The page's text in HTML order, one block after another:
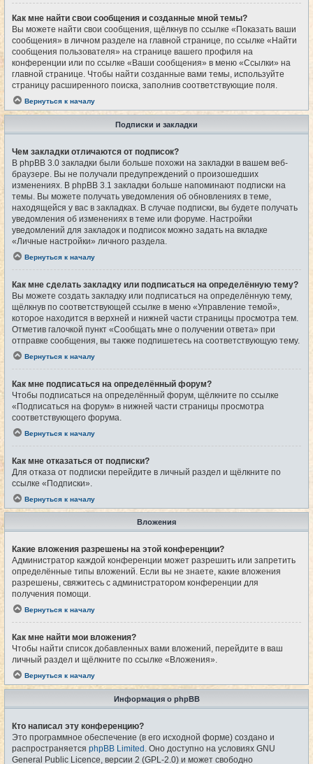
Как мне найти свои сообщения и созданные мной темы?
Вы можете найти свои сообщения, щёлкнув по ссылке «Показать ваши
сообщения» в личном разделе на главной странице, по ссылке «Найти
сообщения пользователя» на странице вашего профиля на
конференции или по ссылке «Ваши сообщения» в меню «Ссылки» на
главной странице. Чтобы найти созданные вами темы, используйте
страницу расширенного поиска, заполнив соответствующие поля.
Вернуться к началу
Подписки и закладки
Чем закладки отличаются от подписок?
В phpBB 3.0 закладки были больше похожи на закладки в вашем веб-
браузере. Вы не получали предупреждений о произошедших
изменениях. В phpBB 3.1 закладки больше напоминают подписки на
темы. Вы можете получать уведомления об обновлениях в теме,
находящейся у вас в закладках. В случае подписки, вы будете получать
уведомления об изменениях в теме или форуме. Настройки
уведомлений для закладок и подписок можно задать на вкладке
«Личные настройки» личного раздела.
Вернуться к началу
Как мне сделать закладку или подписаться на определённую тему?
Вы можете создать закладку или подписаться на определённую тему,
щёлкнув по соответствующей ссылке в меню «Управление темой»,
которое находится в верхней и нижней части страницы просмотра тем.
Отметив галочкой пункт «Сообщать мне о получении ответа» при
отправке сообщения, вы также подпишетесь на соответствующую тему.
Вернуться к началу
Как мне подписаться на определённый форум?
Чтобы подписаться на определённый форум, щёлкните по ссылке
«Подписаться на форум» в нижней части страницы просмотра
соответствующего форума.
Вернуться к началу
Как мне отказаться от подписки?
Для отказа от подписки перейдите в личный раздел и щёлкните по
ссылке «Подписки».
Вернуться к началу
Вложения
Какие вложения разрешены на этой конференции?
Администратор каждой конференции может разрешить или запретить
определённые типы вложений. Если вы не знаете, какие вложения
разрешены, свяжитесь с администратором конференции для
получения помощи.
Вернуться к началу
Как мне найти мои вложения?
Чтобы найти список добавленных вами вложений, перейдите в ваш
личный раздел и щёлкните по ссылке «Вложения».
Вернуться к началу
Информация о phpBB
Кто написал эту конференцию?
Это программное обеспечение (в его исходной форме) создано и
распространяется phpBB Limited . Оно доступно на условиях GNU
General Public Licence, версии 2 (GPL-2.0) и может свободно